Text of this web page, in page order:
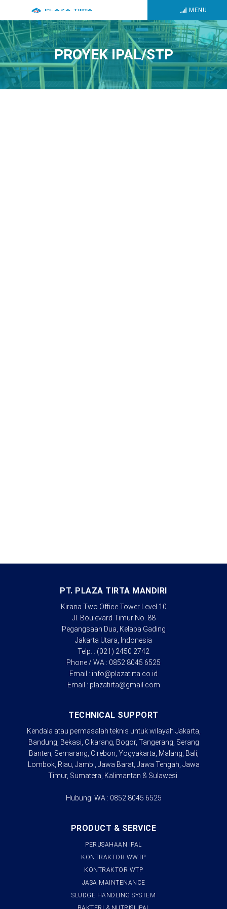
MENU
PROYEK IPAL/STP
PT. PLAZA TIRTA MANDIRI
Kirana Two Office Tower Level 10
Jl. Boulevard Timur No. 88
Pegangsaan Dua, Kelapa Gading
Jakarta Utara, Indonesia
Telp. : (021) 2450 2742
Phone / WA : 0852 8045 6525
Email : info@plazatirta.co.id
Email : plazatirta@gmail.com
TECHNICAL SUPPORT
Kendala atau permasalah teknis untuk wilayah Jakarta,
Bandung, Bekasi, Cikarang, Bogor, Tangerang, Serang
Banten, Semarang, Cirebon, Yogyakarta, Malang, Bali,
Lombok, Riau, Jambi, Jawa Barat, Jawa Tengah, Jawa
Timur, Sumatera, Kalimantan & Sulawesi.
Hubungi WA : 0852 8045 6525
PRODUCT & SERVICE
PERUSAHAAN IPAL
KONTRAKTOR WWTP
KONTRAKTOR WTP
JASA MAINTENANCE
SLUDGE HANDLING SYSTEM